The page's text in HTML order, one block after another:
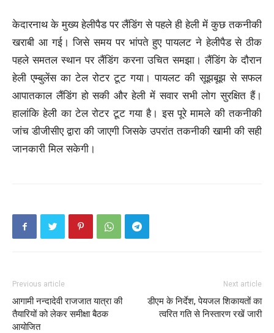
केदारनाथ के मुख्य हेलीपैड पर लैंडिंग से पहले ही हेली में कुछ तकनीकी
खराबी आ गई। जिसे समय पर भांपते हुए पायलट ने हेलीपैड से ठीक
पहले समतल स्थान पर लैंडिंग करना उचित समझा। लैंडिंग के दौरान
हेली एम्बुलेंस का टेल रोटर टूट गया। पायलट की सूझबूझ से सफल
आपातकाल लैंडिंग हो सकी और हेली में सवार सभी लोग सुरक्षित हैं।
हालांकि हेली का टेल रोटर टूट गया है। इस पूरे मामले की तकनीकी
जांच डीजीसीए द्वारा की जाएगी जिसके उपरांत तकनीकी खामी की सही
जानकारी मिल सकेगी।
Previous article
आगामी नन्दादेवी राजजात यात्रा की
तैयारियों को लेकर समीक्षा बैठक
आयोजित
Next article
डीएम के निर्देश, पेयजल शिकायतों का
त्वरित गति से निस्तारण रखें जारी